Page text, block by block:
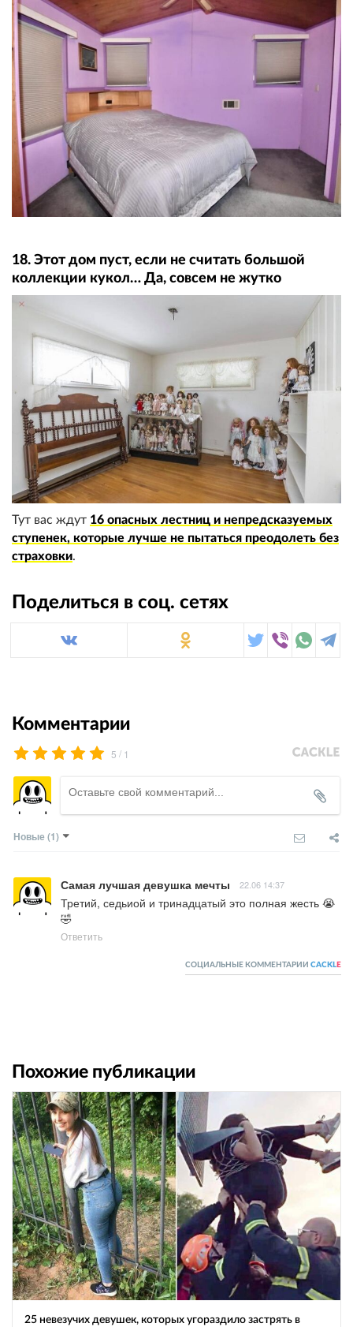
18. Этот дом пуст, если не считать большой
коллекции кукол… Да, совсем не жутко
Тут вас ждут 16 опасных лестниц и непредсказуемых
ступенек, которые лучше не пытаться преодолеть без
страховки.
Поделиться в соц. сетях
Комментарии
5 / 1
Новые (1)
Самая лучшая девушка мечты 22.06 14:37
Третий, седьиой и тринадцатый это полная жесть 😭
🤣
Ответить
СОЦИАЛЬНЫЕ КОММЕНТАРИИ CACKL E
Похожие публикации
25 невезучих девушек, которых угораздило застрять в